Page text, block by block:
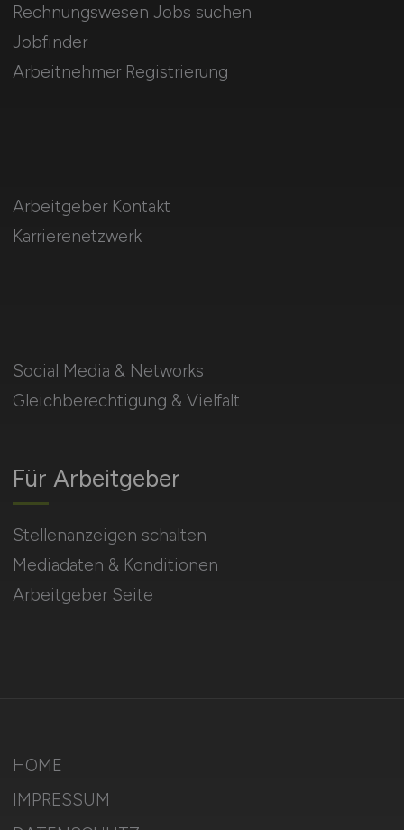
Rechnungswesen Jobs suchen
Jobfinder
Arbeitnehmer Registrierung
Social Media & Networks
Gleichberechtigung & Vielfalt
Für Arbeitgeber
Stellenanzeigen schalten
Mediadaten & Konditionen
Arbeitgeber Seite
Arbeitgeber Kontakt
Karrierenetzwerk
HOME
IMPRESSUM